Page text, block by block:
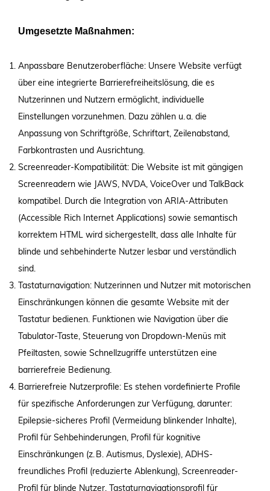
Umgesetzte Maßnahmen:
Anpassbare Benutzeroberfläche: Unsere Website verfügt
über eine integrierte Barrierefreiheitslösung, die es
Nutzerinnen und Nutzern ermöglicht, individuelle
Einstellungen vorzunehmen. Dazu zählen u. a. die
Anpassung von Schriftgröße, Schriftart, Zeilenabstand,
Farbkontrasten und Ausrichtung.
Screenreader-Kompatibilität: Die Website ist mit gängigen
Screenreadern wie JAWS, NVDA, VoiceOver und TalkBack
kompatibel. Durch die Integration von ARIA-Attributen
(Accessible Rich Internet Applications) sowie semantisch
korrektem HTML wird sichergestellt, dass alle Inhalte für
blinde und sehbehinderte Nutzer lesbar und verständlich
sind.
Tastaturnavigation: Nutzerinnen und Nutzer mit motorischen
Einschränkungen können die gesamte Website mit der
Tastatur bedienen. Funktionen wie Navigation über die
Tabulator-Taste, Steuerung von Dropdown-Menüs mit
Pfeiltasten, sowie Schnellzugriffe unterstützen eine
barrierefreie Bedienung.
Barrierefreie Nutzerprofile: Es stehen vordefinierte Profile
für spezifische Anforderungen zur Verfügung, darunter:
Epilepsie-sicheres Profil (Vermeidung blinkender Inhalte),
Profil für Sehbehinderungen, Profil für kognitive
Einschränkungen (z. B. Autismus, Dyslexie), ADHS-
freundliches Profil (reduzierte Ablenkung), Screenreader-
Profil für blinde Nutzer, Tastaturnavigationsprofil für